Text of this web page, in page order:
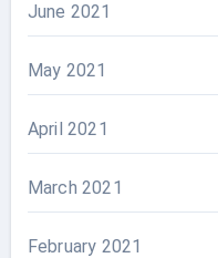
June 2021
May 2021
April 2021
March 2021
February 2021